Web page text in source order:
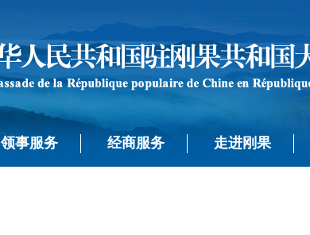
领事服务 经商服务 走进刚果